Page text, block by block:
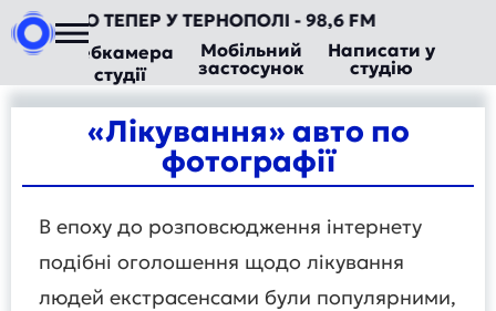
ТЕПЕР У ТЕРНОПОЛІ - 98,6 FM
Вебкамера
студії
Мобільний
застосунок
Написати у
студію
«Лікування» авто по
фотографії
В епоху до розповсюдження інтернету
подібні оголошення щодо лікування
людей екстрасенсами були популярними,